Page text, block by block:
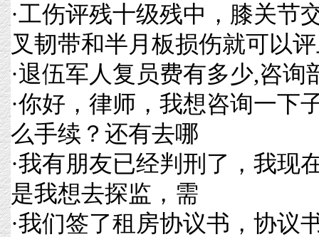
·工伤评残十级残中，膝关节
叉韧带和半月板损伤就可以
·退伍军人复员费有多少,咨询
·你好，律师，我想咨询一下
么手续？还有去哪
·我有朋友已经判刑了，我现
是我想去探监，需
·我们签了租房协议书，协议